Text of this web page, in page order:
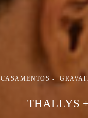
CASAMENTOS
THALLYS